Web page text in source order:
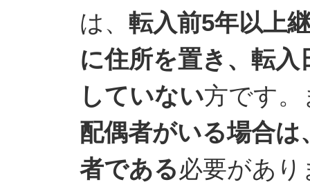
は、 転入前5年以上
に住所を置き、転入
していない方です。
配偶者がいる場合は
者である必要があり